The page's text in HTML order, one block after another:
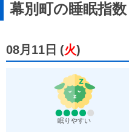
幕別町の睡眠指数
08月11日 (火)
眠りやすい